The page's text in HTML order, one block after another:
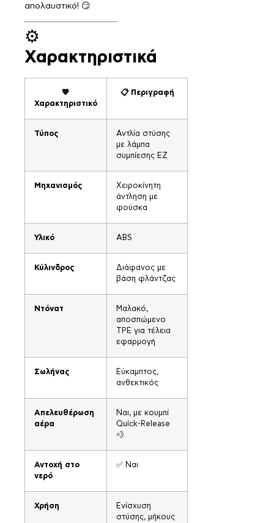
απολαυστικό! 😏
⚙️
Χαρακτηριστικά
💖
Χαρακτηριστικό
📋 Περιγραφή
Τύπος
Αντλία στύσης
με λάμπα
συμπίεσης EZ
Μηχανισμός
Χειροκίνητη
άντληση με
φούσκα
Υλικό ABS
Κύλινδρος
Διάφανος με
βάση φλάντζας
Ντόνατ
Μαλακό,
αποσπώμενο
TPE για τέλεια
εφαρμογή
Σωλήνας
Εύκαμπτος,
ανθεκτικός
Απελευθέρωση
αέρα
Ναι, με κουμπί
Quick-Release
💨
Αντοχή στο
νερό
✅ Ναι
Χρήση
Ενίσχυση
στύσης, μήκους